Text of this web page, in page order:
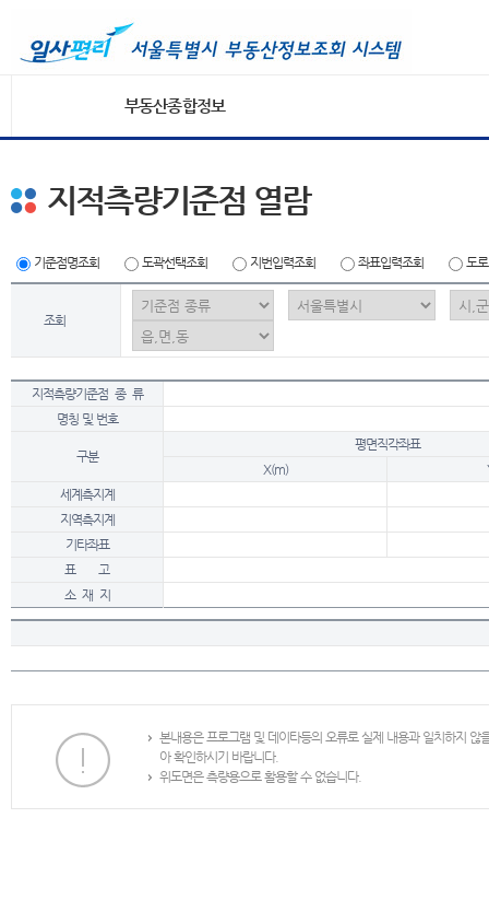
부동산종합정보
지적측량기준점 열람
기준점명조회 도곽선택조회 지번입력조회 좌표입력조회 도
조회
지적측량기준점 종 류
명칭 및 번호
구분
평면직각좌표
X(m)
세계측지계
지역측지계
기타좌표
표 고
소 재 지
본내용은 프로그램 및 데이타등의 오류로 실제 내용과 일치하지
아 확인하시기 바랍니다.
위도면은 측량용으로 활용할 수 없습니다.